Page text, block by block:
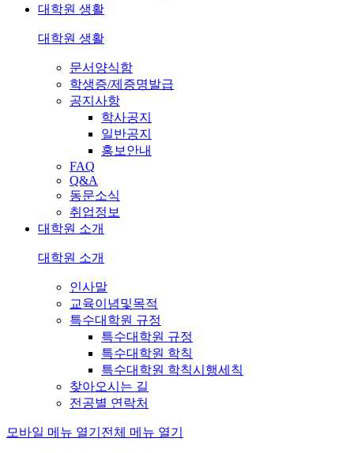
대학원 생활
대학원 생활
문서양식함
학생증/제증명발급
공지사항
학사공지
일반공지
홍보안내
FAQ
Q&A
동문소식
취업정보
대학원 소개
대학원 소개
인사말
교육이념및목적
특수대학원 규정
특수대학원 규정
특수대학원 학칙
특수대학원 학칙시행세칙
찾아오시는 길
전공별 연락처
모바일 메뉴 열기 전체 메뉴 열기